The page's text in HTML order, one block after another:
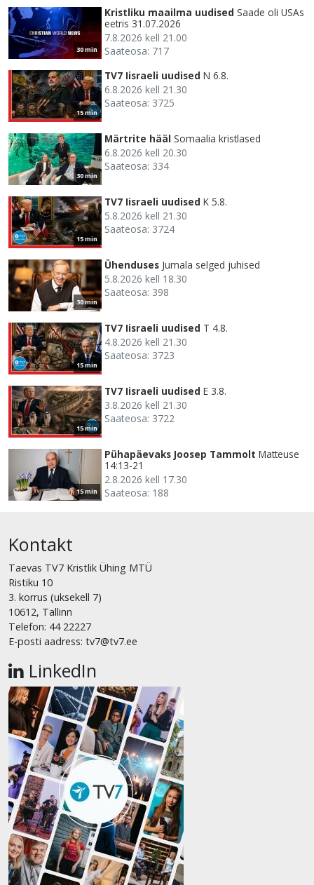
30 min
Kristliku maailma uudised Saade oli USAs
eetris 31.07.2026
7.8.2026 kell 21.00
Saateosa: 717
15 min
TV7 Iisraeli uudised N 6.8.
6.8.2026 kell 21.30
Saateosa: 3725
30 min
Märtrite hääl Somaalia kristlased
6.8.2026 kell 20.30
Saateosa: 334
15 min
TV7 Iisraeli uudised K 5.8.
5.8.2026 kell 21.30
Saateosa: 3724
30 min
Ühenduses Jumala selged juhised
5.8.2026 kell 18.30
Saateosa: 398
15 min
TV7 Iisraeli uudised T 4.8.
4.8.2026 kell 21.30
Saateosa: 3723
15 min
TV7 Iisraeli uudised E 3.8.
3.8.2026 kell 21.30
Saateosa: 3722
15 min
Pühapäevaks Joosep Tammolt Matteuse
14:13-21
2.8.2026 kell 17.30
Saateosa: 188
Kontakt
Taevas TV7 Kristlik Ühing MTÜ
Ristiku 10
3. korrus (uksekell 7)
10612, Tallinn
Telefon: 44 22227
E-posti aadress: tv7@tv7.ee
LinkedIn